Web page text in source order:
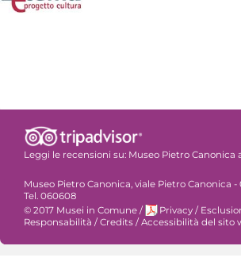
Leggi le recensioni su: Museo Pietro Canonica
Museo Pietro Canonica, viale Pietro Canonica -
Tel. 060608
© 2017 Musei in Comune / Privacy /
Responsabilità /Credits /Accessibilità del sito